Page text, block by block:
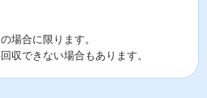
場合に限ります。
収できない場合もあります。